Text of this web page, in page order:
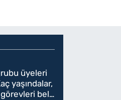
üyeleri
yaşındalar,
belli